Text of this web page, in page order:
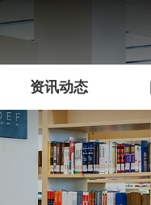
资讯动态